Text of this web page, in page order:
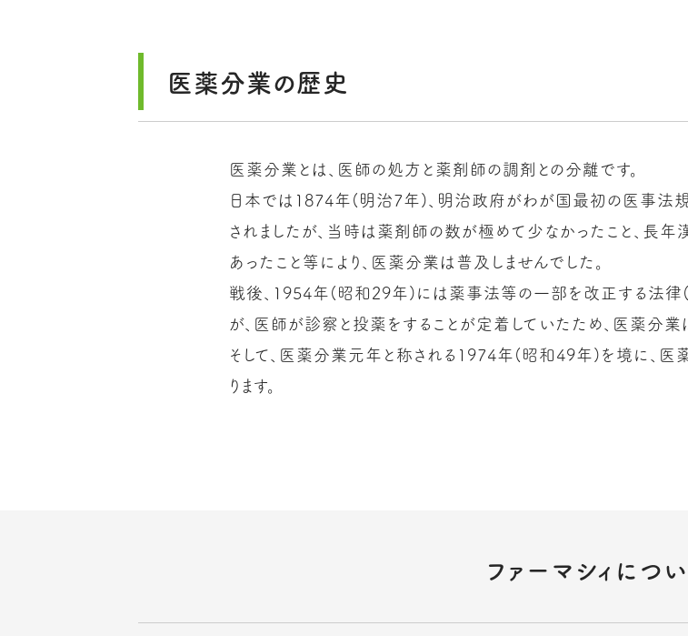
医薬分業の歴史
医薬分業とは、医師の処方と薬剤師の調剤との分離です。
日本では1874年(明治7年)、明治政府がわが国最初の医事法規
されましたが、当時は薬剤師の数が極めて少なかったこと、長
あったこと等により、医薬分業は普及しませんでした。
戦後、1954年(昭和29年)には薬事法等の一部を改正する法律
が、医師が診察と投薬をすることが定着していたため、医薬分業
そして、医薬分業元年と称される1974年(昭和49年)を境に、医
ります。
ファーマシィにつ